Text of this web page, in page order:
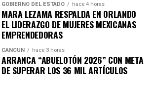
GOBIERNO DEL ESTADO hace 4 horas
MARA LEZAMA RESPALDA EN ORLANDO
EL LIDERAZGO DE MUJERES MEXICANAS
EMPRENDEDORAS
CANCÚN hace 3 horas
ARRANCA “ABUELOTÓN 2026” CON META
DE SUPERAR LOS 36 MIL ARTÍCULOS